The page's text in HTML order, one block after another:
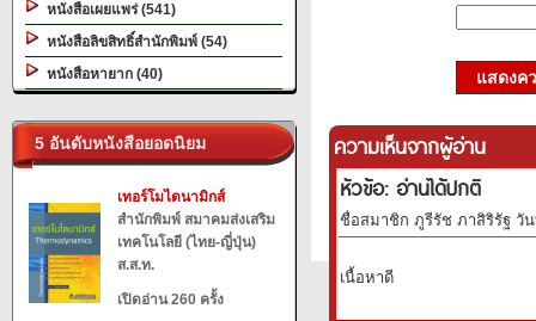
หนังสือเผยแพร่ (541)
หนังสือลิขสิทธิ์สำนักพิมพ์ (54)
หนังสือหายาก (40)
5 อันดับหนังสือยอดนิยม
เทอร์โมไดนามิกส์
สำนักพิมพ์ สมาคมส่งเสริม
เทคโนโลยี (ไทย-ญี่ปุ่น)
ส.ส.ท.
เปิดอ่าน 260 ครั้ง
แสดงค
ความเห็นจากผู้อ่าน
หัวข้อ: อ่านได้ปกติ
ชื่อสมาชิก ภูรีรัช ภาสิริรัฐ วัน
เนื้อหาดี